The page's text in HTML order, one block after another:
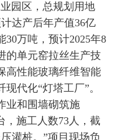
园区，总规划用地
达产后年产值36亿
万吨，预计2025年8
的单元窑拉丝生产技
高性能玻璃纤维智能
代化“灯塔工厂”。
业和围墙砌筑施
，施工人数73人，截
灌桩。”项目现场负